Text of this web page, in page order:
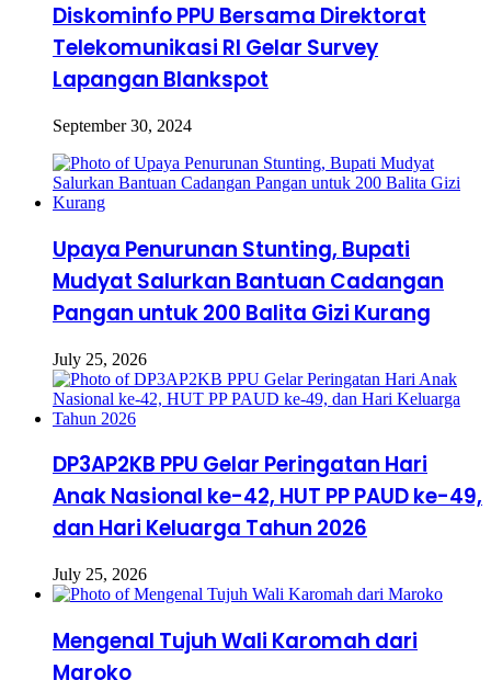
Diskominfo PPU Bersama Direktorat
Telekomunikasi RI Gelar Survey
Lapangan Blankspot
September 30, 2024
Upaya Penurunan Stunting, Bupati
Mudyat Salurkan Bantuan Cadangan
Pangan untuk 200 Balita Gizi Kurang
July 25, 2026
DP3AP2KB PPU Gelar Peringatan Hari
Anak Nasional ke-42, HUT PP PAUD ke-49,
dan Hari Keluarga Tahun 2026
July 25, 2026
Mengenal Tujuh Wali Karomah dari
Maroko